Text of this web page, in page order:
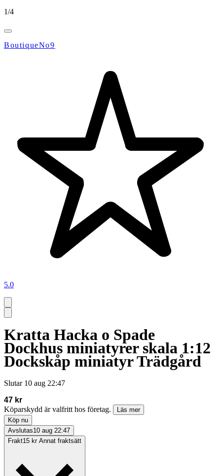
1/4
BoutiqueNo9
5.0
Kratta Hacka o Spade
Dockhus miniatyrer skala 1:12
Dockskåp miniatyr Trädgård
Slutar 10 aug 22:47
47 kr
Köparskydd är valfritt hos företag.
Läs mer
Köp nu
Avslutas10 aug 22:47
Frakt15 kr Annat fraktsätt